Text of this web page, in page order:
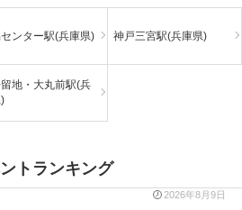
ンター駅(兵庫県) 神戸三宮駅(兵庫県)
留地・大丸前駅(兵
トランキング
2026年8月9日